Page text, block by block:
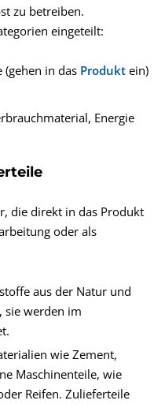
zu betreiben.
eingeteilt:
in das Produkt ein)
Energie
die direkt in das Produkt
oder als
aus der Natur und
sie werden im
wie Zement,
Maschinenteile, wie
Reifen. Zulieferteile